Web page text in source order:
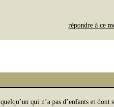
répondre à ce
qui n’a pas d’enfants et dont